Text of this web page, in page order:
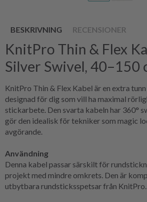
BESKRIVNING RECENSIONER
KnitPro Thin & Flex
Silver Swivel, 40–150
KnitPro Thin & Flex Kabel är en extra
designad för dig som vill ha maximal
stickarbete. Den svarta kabeln har 360°
gör den idealisk för tekniker som magic
avgörande.
Användning
Denna kabel passar särskilt för
projekt med mindre omkrets. Den är
utbytbara rundsticksspetsar från KnitPro.